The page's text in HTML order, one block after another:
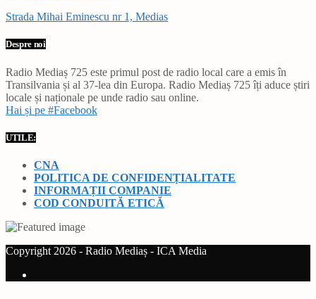
Strada Mihai Eminescu nr 1, Medias
Despre noi
Radio Mediaș 725 este primul post de radio local care a emis în
Transilvania și al 37-lea din Europa. Radio Mediaș 725 îți aduce știri
locale și naționale pe unde radio sau online.
Hai și pe #Facebook
UTILE:
CNA
POLITICA DE CONFIDENȚIALITATE
INFORMAȚII COMPANIE
COD CONDUITĂ ETICĂ
Copyright 2026 - Radio Mediaș - ICA Media